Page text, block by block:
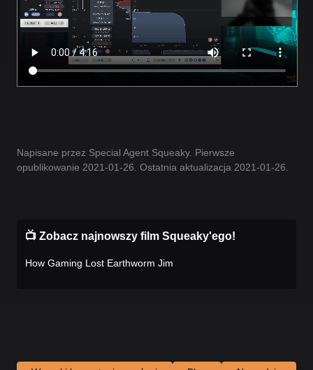
Napisane przez Special Agent Squeaky. Pierwsze
opublikowanie 2021-01-26. Ostatnia aktualizacja 2021-01-26.
📺 Zobacz najnowszy film Squeaky'ego!
How Gaming Lost Earthworm Jim